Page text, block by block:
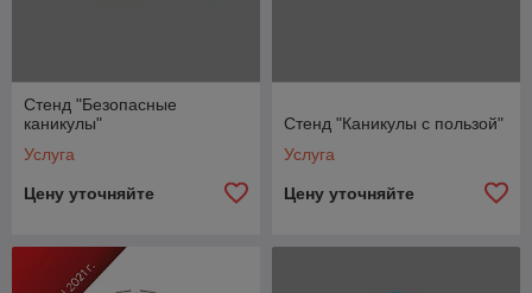
Стенд "Безопасные
каникулы"
Услуга
Цену уточняйте
Стенд "Каникулы с пользой"
Услуга
Цену уточняйте